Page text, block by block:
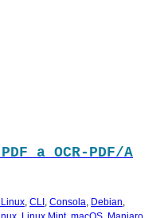
a OCR-PDF/A
, CLI , Consola, Debian,